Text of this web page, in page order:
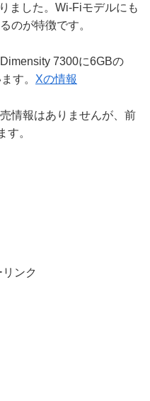
ました。Wi-Fiモデルにも
のが特徴です。
7300に6GBの
す。 Xの情報
情報はありませんが、前
す。
ンク